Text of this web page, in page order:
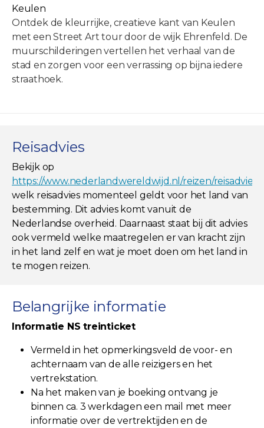
Keulen
Ontdek de kleurrijke, creatieve kant van Keulen
met een Street Art tour door de wijk Ehrenfeld. De
muurschilderingen vertellen het verhaal van de
stad en zorgen voor een verrassing op bijna iedere
straathoek.
Reisadvies
Bekijk op
https://www.nederlandwereldwijd.nl/reizen/
welk reisadvies momenteel geldt voor het land van
bestemming. Dit advies komt vanuit de
Nederlandse overheid. Daarnaast staat bij dit advies
ook vermeld welke maatregelen er van kracht zijn
in het land zelf en wat je moet doen om het land in
te mogen reizen.
Belangrijke informatie
Informatie NS treinticket
Vermeld in het opmerkingsveld de voor- en
achternaam van de alle reizigers en het
vertrekstation.
Na het maken van je boeking ontvang je
binnen ca. 3 werkdagen een mail met meer
informatie over de vertrektijden en de